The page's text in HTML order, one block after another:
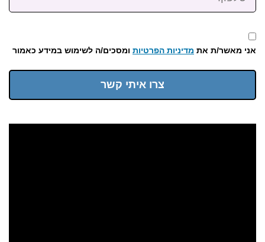
אני מאשר/ת את מדיניות הפרטיות ומסכים/ה לשימוש במידע כאמור
צרו איתי קשר